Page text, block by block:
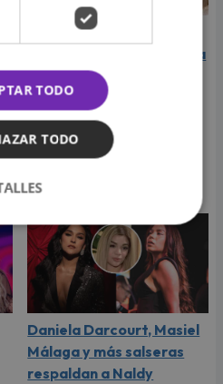
Naldy Saldaña rompió en
llanto durante entrevista
con Magaly Medina y
exigió justicia
Tras denunciar al director
musical de La Bella Luz, Naldy
Saldaña habló con Magaly
Medina y le contó todo.
Daniela Darcourt, Masiel
Málaga y más salseras
respaldan a Naldy
TODO
TODO